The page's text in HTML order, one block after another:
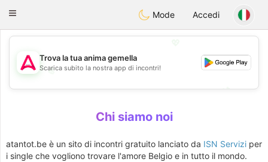
Tantôt
Toggle
Mode Accedi
💖
💕
Trova la tua anima gemella
Scarica subito la nostra app di incontri!
Chi siamo noi
atantot.be è un sito di incontri gratuito lanciato da ISN Servizi per
i single che vogliono trovare l'amore Belgio e in tutto il mondo.